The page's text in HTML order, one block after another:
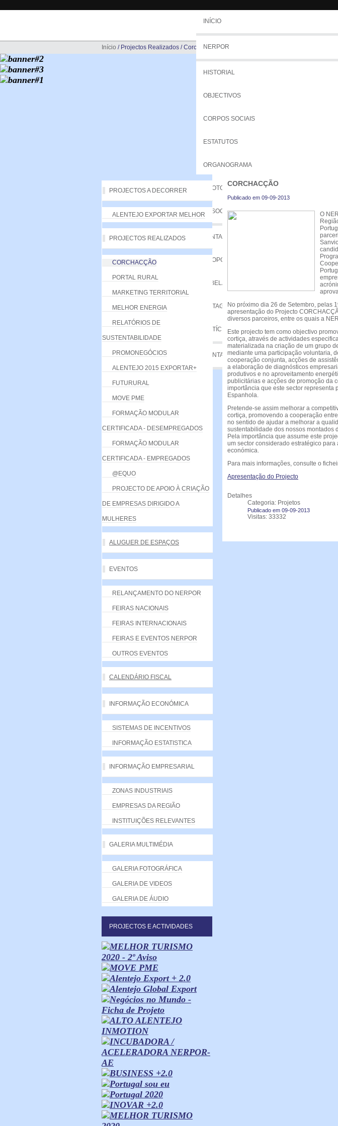
INÍCIO
NERPOR
HISTORIAL
OBJECTIVOS
CORPOS SOCIAIS
ESTATUTOS
ORGANOGRAMA
PROTOCOLOS
ASSOCIADOS
VANTAGENS
PROPOSTA
TABELA DE QUOTAS
LISTAGEM
NOTÍCIAS
CONTACTE-NOS
Início / Projectos Realizados /Corchacção
PROJECTOS A DECORRER
ALENTEJO EXPORTAR MELHOR
PROJECTOS REALIZADOS
CORCHACÇÃO
PORTAL RURAL
MARKETING TERRITORIAL
MELHOR ENERGIA
RELATÓRIOS DE
SUSTENTABILIDADE
PROMONEGÓCIOS
ALENTEJO 2015 EXPORTAR+
FUTURURAL
MOVE PME
FORMAÇÃO MODULAR
CERTIFICADA - DESEMPREGADOS
FORMAÇÃO MODULAR
CERTIFICADA - EMPREGADOS
@EQUO
PROJECTO DE APOIO À CRIAÇÃO
DE EMPRESAS DIRIGIDO A
MULHERES
ALUGUER DE ESPAÇOS
EVENTOS
RELANÇAMENTO DO NERPOR
FEIRAS NACIONAIS
FEIRAS INTERNACIONAIS
FEIRAS E EVENTOS NERPOR
OUTROS EVENTOS
CALENDÁRIO FISCAL
INFORMAÇÃO ECONÓMICA
SISTEMAS DE INCENTIVOS
INFORMAÇÃO ESTATISTICA
INFORMAÇÃO EMPRESARIAL
ZONAS INDUSTRIAIS
EMPRESAS DA REGIÃO
INSTITUIÇÕES RELEVANTES
GALERIA MULTIMÉDIA
GALERIA FOTOGRÁFICA
GALERIA DE VIDEOS
GALERIA DE ÁUDIO
PROJECTOS E ACTIVIDADES
CORCHACÇÃO
Publicado em 09-09-2013
O
No próximo dia 26 de Setembro, pelas
apresentação do Projecto
diversos parceiros, entre os quais a
Este projecto tem como objectivo
cortiça, através de actividades
materializada na criação de um grupo
mediante uma participação voluntaria,
cooperação conjunta, acções de
a elaboração de diagnósticos
produtivos e no aproveitamento
publicitárias e acções de promoção da
importância que este sector representa
Espanhola.
Pretende-se assim melhorar a
cortiça, promovendo a cooperação
no sentido de ajudar a melhorar a
sustentabilidade dos nossos montados
Pela importância que assume este
um sector considerado estratégico
económica.
Para mais informações, consulte o
Apresentação do Projecto
Detalhes
Categoria: Projetos
Publicado em 09-09-2013
Visitas: 33332